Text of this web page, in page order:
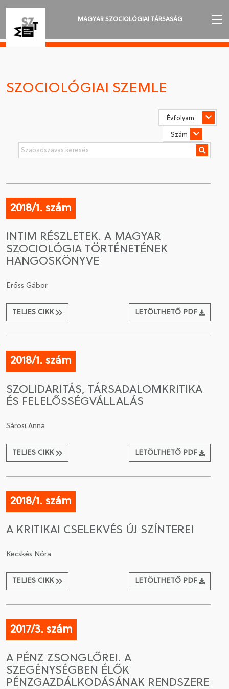
MAGYAR SZOCIOLÓGIAI TÁRSASÁG
SZOCIOLÓGIAI SZEMLE
CSATLAKOZÁS A TÁRSASÁGHOZ / MEGÚJÍTOM A
TAGSÁGOMAT
SZOCIOLÓGIAI SZEMLE
2018/1. szám
INTIM RÉSZLETEK. A MAGYAR
SZOCIOLÓGIA TÖRTÉNETÉNEK
HANGOSKÖNYVE
Erőss Gábor
TELJES CIKK LETÖLTHETŐ PDF
2018/1. szám
SZOLIDARITÁS, TÁRSADALOMKRITIKA
ÉS FELELŐSSÉGVÁLLALÁS
Sárosi Anna
TELJES CIKK LETÖLTHETŐ PDF
2018/1. szám
A KRITIKAI CSELEKVÉS ÚJ SZÍNTEREI
Kecskés Nóra
TELJES CIKK LETÖLTHETŐ PDF
2017/3. szám
A PÉNZ ZSONGLŐREI. A
SZEGÉNYSÉGBEN ÉLŐK
PÉNZGAZDÁLKODÁSÁNAK RENDSZERE